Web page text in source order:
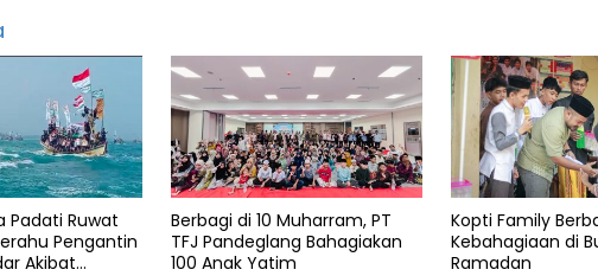
Irna
narulita
Kabupaten
Klinik
Pandeglang
PMI
Padati Ruwat
Pengantin
Akibat
Berbagi di 10 Muharram, PT
TFJ Pandeglang Bahagiakan
100 Anak Yatim
Kopti Family
Kebahagiaan di
Ramadan